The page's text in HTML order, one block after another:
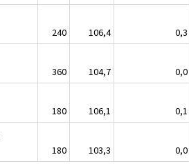
240 106,4 0,3
360 104,7 0,0
180 106,1 0,1
180 103,3 0,0